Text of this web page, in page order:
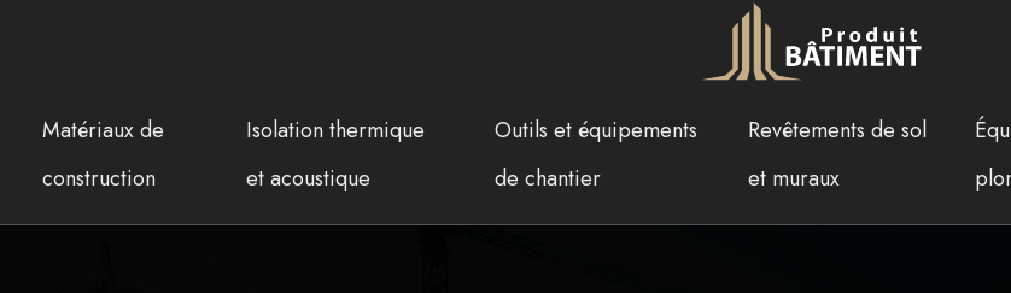
Matériaux de
construction
Isolation thermique
et acoustique
Outils et équipements
de chantier
Revêtements de sol
et muraux